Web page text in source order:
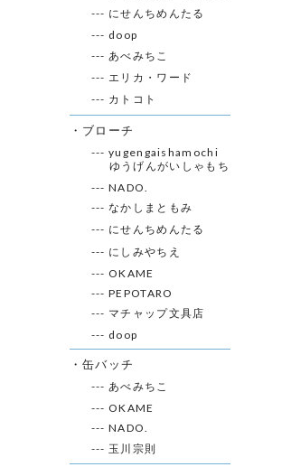
--- にせんちめんたる
--- doop
--- あべみちこ
--- エリカ・ワード
--- カトコト
・ブローチ
--- yugengaishamochi
ゆうげんがいしゃもち
--- NADO.
--- なかしまともみ
--- にせんちめんたる
--- にしみやちえ
--- OKAME
--- PEPOTARO
--- マチャップ文具店
--- doop
・缶バッチ
--- あべみちこ
--- OKAME
--- NADO.
--- 玉川宗則